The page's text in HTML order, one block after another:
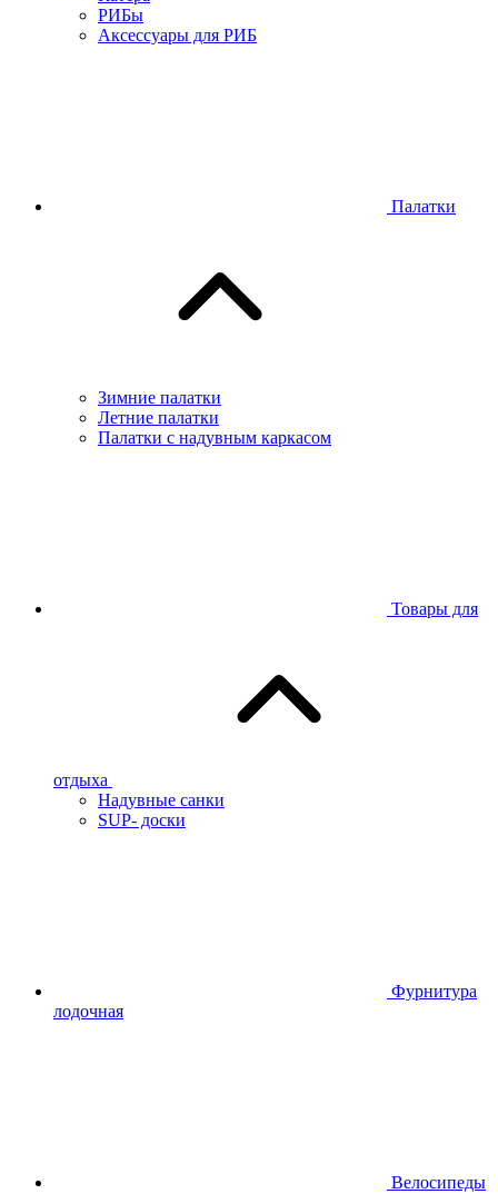
РИБы
Аксессуары для РИБ
Палатки
Зимние палатки
Летние палатки
Палатки с надувным каркасом
Товары для
отдыха
Надувные санки
SUP- доски
Фурнитура
лодочная
Велосипеды